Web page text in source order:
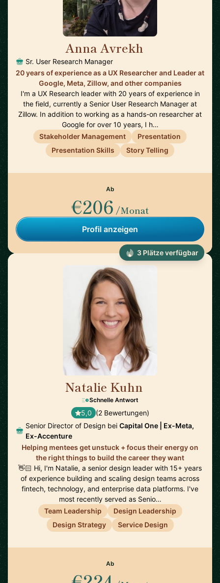
Anna Avrekh
Sr. User Research Manager
20 years of experience as a UX Researcher and Leader at
Google, Meta, Zillow, and other companies
I'm a UX Research leader with 20 years of experience in
the field, currently a Senior User Research Manager at
Zillow. In addition to working as a hands-on researcher at
Google for over 10 years, I h…
Stakeholder Management
Presentation
Presentation Skills
Story Telling
Ab
€206 /Monat
Profil anzeigen
Natalie Kuhn
Schnelle Antwort
5,0 (2 Bewertungen)
Senior Director of Design bei Capital One | Ex-Meta,
Ex-Accenture
Helping mentees get unstuck + focus their energy on
the right things to build the career they want
👋🏻 Hi, I'm Natalie, a senior design leader with 15+ years
of experience building and scaling design teams across
fintech, technology, and enterprise data platforms. I've
most recently served as Senio…
Team Leadership
Design Leadership
Design Strategy
Service Design
Ab
3 Plätze verfügbar